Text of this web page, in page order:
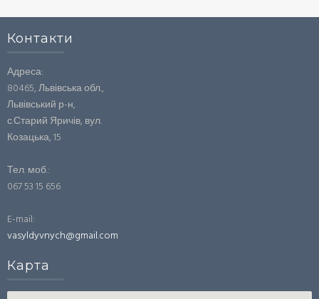
Контакти
Адреса:
80465, Львівська обл.,
Львівський р-н,
с.Старий Яричів, вул.
Козацька, 15
Тел. моб.:
067 53 15 656
E-mail:
vasyldyvnych@gmail.com
Карта